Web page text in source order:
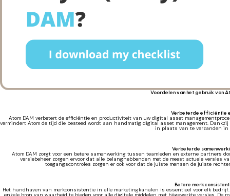
Voordelen van het gebruik van
Verbeterde efficiëntie
Atom DAM verbetert de efficiëntie en productiviteit van uw digital asset
vermindert Atom de tijd die besteed wordt aan handmatig digital asset management.
in plaats van te verzanden in
Verbeterde
Atom DAM zorgt voor een betere samenwerking tussen teamleden en externe partners
versiebeheer zorgen ervoor dat alle belanghebbenden met de meest actuele versies
toegangscontroles zorgen er ook voor dat de juiste mensen de juiste
Betere
Het handhaven van merkconsistentie in alle marketingkanalen is essentieel voor elk